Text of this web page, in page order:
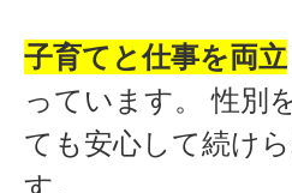
子育てと仕事を両立
っています。 性別
ても安心して続け